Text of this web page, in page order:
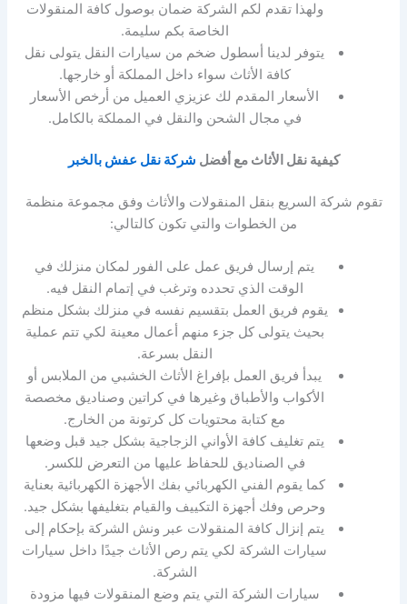
ولهذا تقدم لكم الشركة ضمان بوصول كافة المنقولات
الخاصة بكم سليمة.
يتوفر لدينا أسطول ضخم من سيارات النقل يتولى نقل
كافة الأثاث سواء داخل المملكة أو خارجها.
الأسعار المقدم لك عزيزي العميل من أرخص الأسعار
في مجال الشحن والنقل في المملكة بالكامل.
كيفية نقل الأثاث مع أفضل شركة نقل عفش بالخبر
تقوم شركة السريع بنقل المنقولات والأثاث وفق مجموعة منظمة
من الخطوات والتي تكون كالتالي:
يتم إرسال فريق عمل على الفور لمكان منزلك في
الوقت الذي تحدده وترغب في إتمام النقل فيه.
يقوم فريق العمل بتقسيم نفسه في منزلك بشكل منظم
بحيث يتولى كل جزء منهم أعمال معينة لكي تتم عملية
النقل بسرعة.
يبدأ فريق العمل بإفراغ الأثاث الخشبي من الملابس أو
الأكواب والأطباق وغيرها في كراتين وصناديق مخصصة
مع كتابة محتويات كل كرتونة من الخارج.
يتم تغليف كافة الأواني الزجاجية بشكل جيد قبل وضعها
في الصناديق للحفاظ عليها من التعرض للكسر.
كما يقوم الفني الكهربائي بفك الأجهزة الكهربائية بعناية
وحرص وفك أجهزة التكييف والقيام بتغليفها بشكل جيد.
يتم إنزال كافة المنقولات عبر ونش الشركة بإحكام إلى
سيارات الشركة لكي يتم رص الأثاث جيدًا داخل سيارات
الشركة.
سيارات الشركة التي يتم وضع المنقولات فيها مزودة